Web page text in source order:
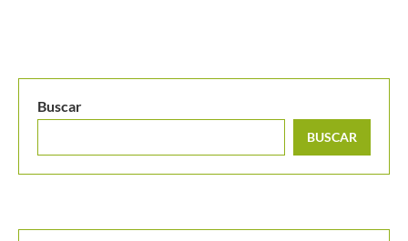
Buscar
BUSCAR